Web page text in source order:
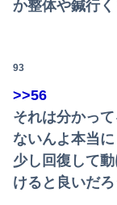
か整体や鍼行
93
>>56
それは分かっ
ないんよ本当に
少し回復して
けると良いだ